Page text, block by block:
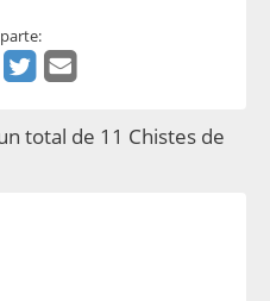
total de 11 Chistes de